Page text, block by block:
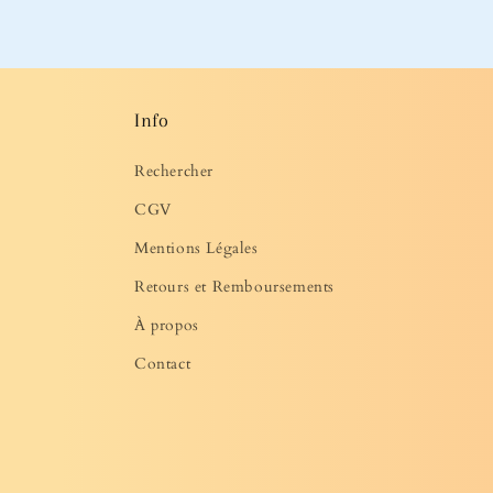
Info
Rechercher
CGV
Mentions Légales
Retours et Remboursements
À propos
Contact